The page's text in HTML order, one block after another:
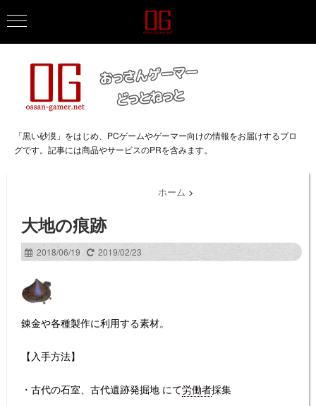
「黒い砂漠」をはじめ、PCゲームやゲーマー向けの情報をお届けするブロ
グです。記事には商品やサービスのPRを含みます。
ホーム >
大地の痕跡
2018/06/19 2019/02/23
錬金や各種製作に利用する素材。
【入手方法】
・古代の石室、古代遺跡発掘地 にて労働者採集